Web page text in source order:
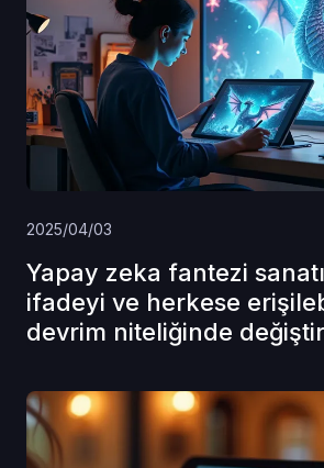
2025/04/03
Yapay zeka fantezi
ifadeyi ve herkese
devrim niteliğinde